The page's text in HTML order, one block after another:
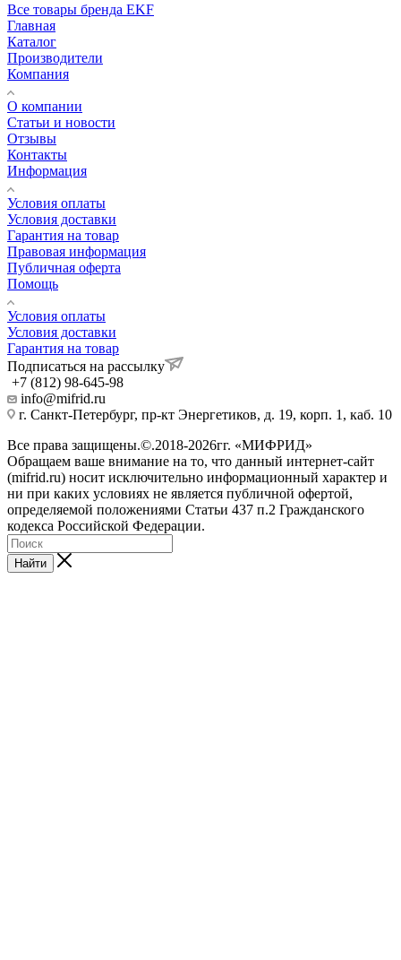
Все товары бренда EKF
Главная
Каталог
Производители
Компания
О компании
Статьи и новости
Отзывы
Контакты
Информация
Условия оплаты
Условия доставки
Гарантия на товар
Правовая информация
Публичная оферта
Помощь
Условия оплаты
Условия доставки
Гарантия на товар
Подписаться на рассылку
+7 (812) 98-645-98
info@mifrid.ru
г. Санкт-Петербург, пр-кт Энергетиков, д. 19, корп. 1, каб. 10
Все права защищены.©.2018-2026гг. «МИФРИД»
Обращаем ваше внимание на то, что данный интернет-сайт
(mifrid.ru) носит исключительно информационный характер и
ни при каких условиях не является публичной офертой,
определяемой положениями Статьи 437 п.2 Гражданского
кодекса Российской Федерации.
Найти